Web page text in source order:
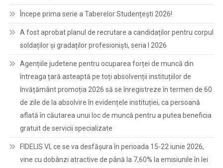
Începe prima serie a Taberelor Studențești 2026!
A fost aprobat planul de recrutare a candidaților pentru corpul
soldaților și gradaților profesioniști, seria I 2026
Agențiile judetene pentru ocuparea forței de muncă din
întreaga țară asteaptă pe toți absolvenții instituțiilor de
învățământ promoția 2026 să se înregistreze în termen de 60
de zile de la absolvire în evidențele instituției, ca persoană
aflată în căutarea unui loc de muncă pentru a putea beneficia
gratuit de servicii specializate
FIDELIS VI, ce se va desfășura în perioada 15-22 iunie 2026,
vine cu dobânzi atractive de până la 7,60% la emisiunile în lei